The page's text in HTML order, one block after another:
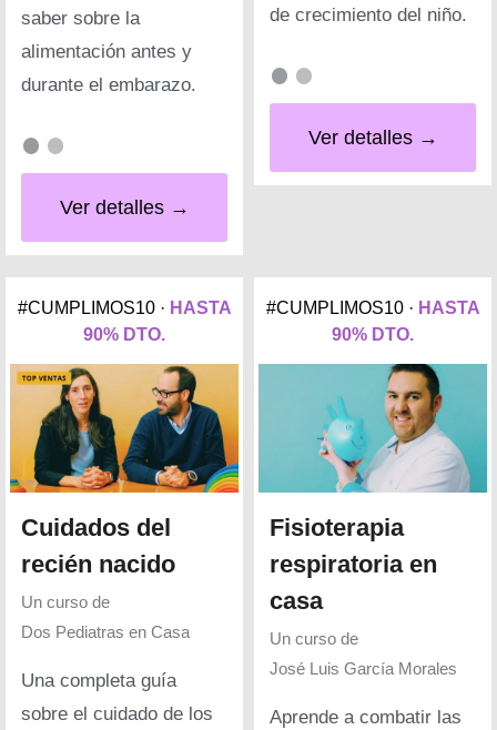
saber sobre la
alimentación antes y
durante el embarazo.
Ver detalles →
de crecimiento del niño.
Ver detalles →
#CUMPLIMOS10 · HASTA
90% DTO.
Cuidados del
recién nacido
Un curso de
Dos Pediatras en Casa
Una completa guía
sobre el cuidado de los
#CUMPLIMOS10 · HASTA
90% DTO.
Fisioterapia
respiratoria en
casa
Un curso de
José Luis García Morales
Aprende a combatir las